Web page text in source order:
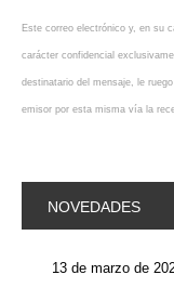
Este correo electrónico y, en su
carácter confidencial
destinatario del mensaje, le
emisor por esta misma vía la
NOVEDADES
13 de marzo de